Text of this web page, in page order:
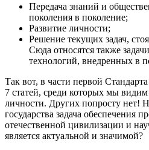
Передача знаний и
поколения в поколение;
Развитие личности;
Решение текущих задач,
Сюда относятся также
технологий, внедренных в
Так вот, в части первой
7 статей, среди которых мы
личности. Других попросту нет!
государства задача обеспечения
отечественной цивилизации и
является актуальной и значимой?